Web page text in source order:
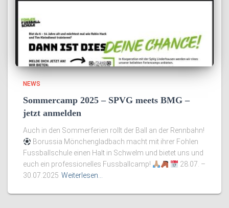
NEWS
Sommercamp 2025 – SPVG meets BMG –
jetzt anmelden
Auch in den Sommerferien rollt der Ball an der Rennbahn!
Borussia Mönchengladbach macht mit ihrer Fohlen
Fussballschule einen Halt in Schwelm und bietet uns und
euch ein professionelles Fussballcamp!
28.07. –
30.07.2025 Weiterlesen…